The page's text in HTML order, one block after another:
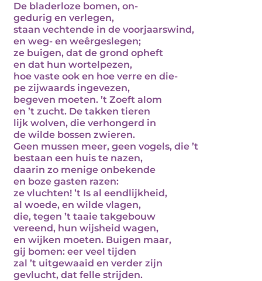
De bladerloze bomen, on-
gedurig en verlegen,
staan vechtende in de voorjaarswind,
en weg- en weêrgeslegen;
ze buigen, dat de grond opheft
en dat hun wortelpezen,
hoe vaste ook en hoe verre en die-
pe zijwaards ingevezen,
begeven moeten. ’t Zoeft alom
en ’t zucht. De takken tieren
lijk wolven, die verhongerd in
de wilde bossen zwieren.
Geen mussen meer, geen vogels, die ’t
bestaan een huis te nazen,
daarin zo menige onbekende
en boze gasten razen:
ze vluchten! ’t Is al eendlijkheid,
al woede, en wilde vlagen,
die, tegen ’t taaie takgebouw
vereend, hun wijsheid wagen,
en wijken moeten. Buigen maar,
gij bomen: eer veel tijden
zal ’t uitgewaaid en verder zijn
gevlucht, dat felle strijden.